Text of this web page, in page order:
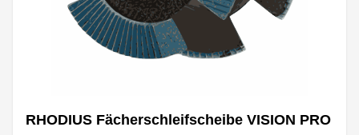
RHODIUS Fächerschleifscheibe VISION PRO